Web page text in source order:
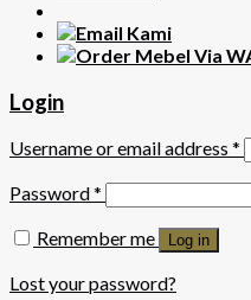
Login
Username or email address *
Password*
Remember me
Log in
Lost your password?